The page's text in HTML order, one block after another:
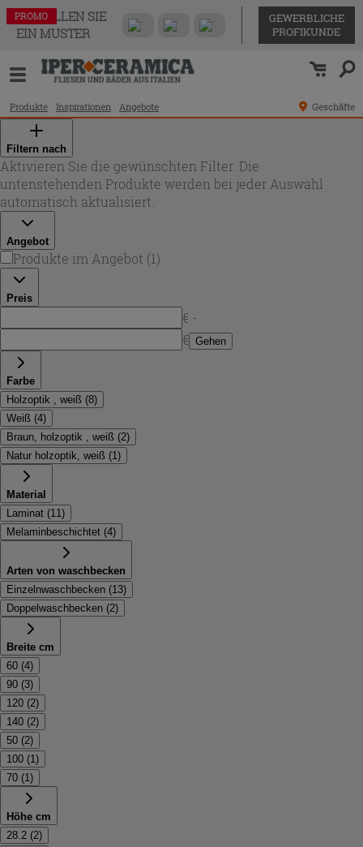
BESTELLEN SIE
EIN MUSTER
GEWERBLICHE
PROFIKUNDE
Produkte Inspirationen Angebote Geschäfte
Filtern nach
Aktivieren Sie die gewünschten Filter. Die
untenstehenden Produkte werden bei jeder Auswahl
automatisch aktualisiert.
Angebot
Produkte im Angebot (1)
Preis
€ -
€ Gehen
Farbe
Holzoptik , weiß (8)
Weiß (4)
Braun, holzoptik , weiß (2)
Natur holzoptik, weiß (1)
Material
Laminat (11)
Melaminbeschichtet (4)
Arten von waschbecken
Einzelnwaschbecken (13)
Doppelwaschbecken (2)
Breite cm
60 (4)
90 (3)
120 (2)
140 (2)
50 (2)
100 (1)
70 (1)
Höhe cm
28.2 (2)
PROMO